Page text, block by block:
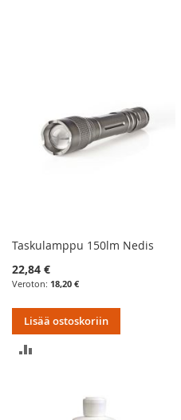
Taskulamppu 150lm Nedis
22,84 €
18,20 €
Lisää ostoskoriin